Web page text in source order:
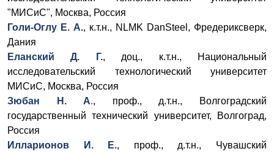
"МИСиС", Москва, Россия
Голи-Оглу Е. А., к.т.н., NLMK DanSteel, Фредериксверк,
Дания
Еланский Д. Г., доц., к.т.н., Национальный
исследовательский технологический университет
МИСиС, Москва, Россия
Зюбан Н. А., проф., д.т.н., Волгоградский
государственный технический университет, Волгоград,
Россия
Илларионов И. Е., проф., д.т.н., Чувашский